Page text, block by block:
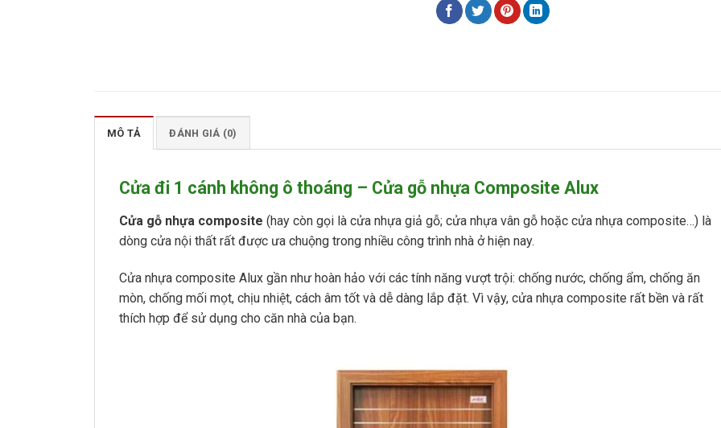
MÔ TẢ ĐÁNH GIÁ (0)
Cửa đi 1 cánh không ô thoáng – Cửa gỗ nhựa Composite Alux
Cửa gỗ nhựa composite (hay còn gọi là cửa nhựa giả gỗ; cửa nhựa vân gỗ hoặc cửa nhựa composite…) là
dòng cửa nội thất rất được ưa chuộng trong nhiều công trình nhà ở hiện nay.
Cửa nhựa composite Alux gần như hoàn hảo với các tính năng vượt trội: chống nước, chống ẩm, chống ăn
mòn, chống mối mọt, chịu nhiệt, cách âm tốt và dễ dàng lắp đặt. Vì vậy, cửa nhựa composite rất bền và rất
thích hợp để sử dụng cho căn nhà của bạn.